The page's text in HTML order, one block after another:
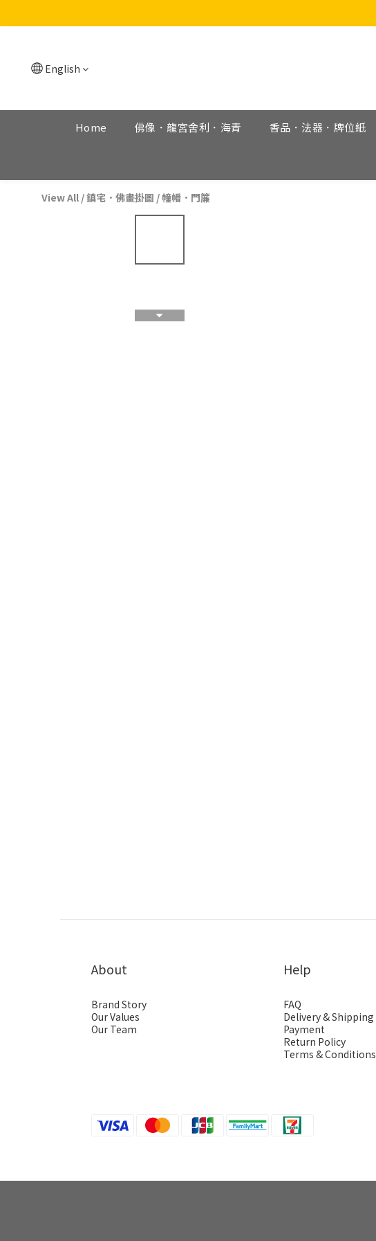
English
Home 佛像．龍宮舍利．海青 香品．法器．牌位紙
View All /鎮宅．佛畫掛圖 / 幢幡．門簾
About
Brand Story
Our Values
Our Team
Help
FAQ
Delivery & Shipping
Payment
Return Policy
Terms & Conditions